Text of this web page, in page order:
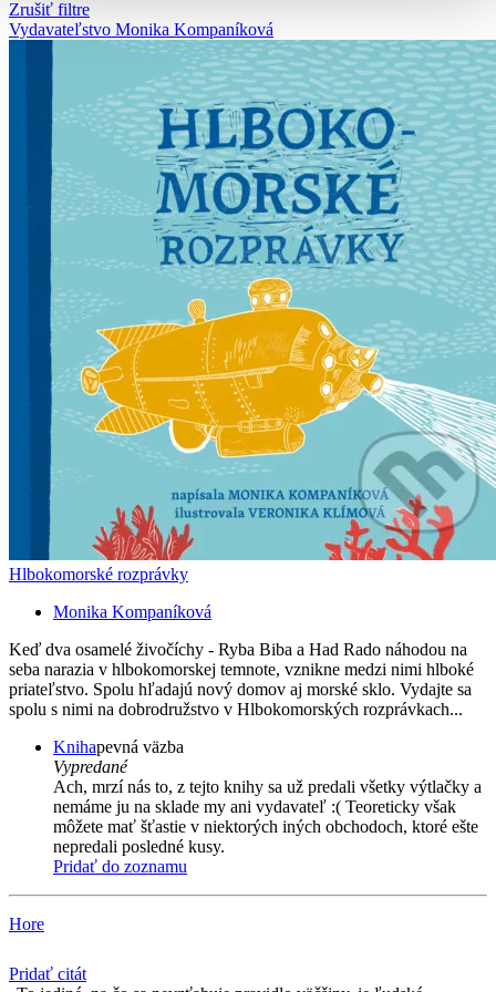
Zrušiť filtre
Vydavateľstvo Monika Kompaníková
Hlbokomorské rozprávky
Monika Kompaníková
Keď dva osamelé živočíchy - Ryba Biba a Had Rado náhodou na
seba narazia v hlbokomorskej temnote, vznikne medzi nimi hlboké
priateľstvo. Spolu hľadajú nový domov aj morské sklo. Vydajte sa
spolu s nimi na dobrodružstvo v Hlbokomorských rozprávkach...
Knihapevná väzba
Vypredané
Ach, mrzí nás to, z tejto knihy sa už predali všetky výtlačky a
nemáme ju na sklade my ani vydavateľ :( Teoreticky však
môžete mať šťastie v niektorých iných obchodoch, ktoré ešte
nepredali posledné kusy.
Pridať do zoznamu
Hore
Pridať citát